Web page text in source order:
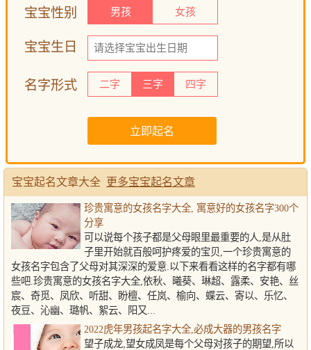
宝宝性别 男孩 女孩
宝宝生日
名字形式 二字 三字 四字
宝宝起名文章大全 更多宝宝起名文章
珍贵寓意的女孩名字大全, 寓意好的女孩名字300个
分享
可以说每个孩子都是父母眼里最重要的人,是从肚
子里开始就百般呵护疼爱的宝贝,一个珍贵寓意的
女孩名字包含了父母对其深深的爱意.以下来看看这样的名字都有哪
些吧.珍贵寓意的女孩名字大全,依秋、曦葵、琳超、露柔、安艳、丝
宸、奇觅、凤欣、听甜、盼檀、任岚、榆向、蝶云、寄以、乐忆、
夜豆、沁幽、璐帆、絮云、阳又...
2022虎年男孩起名字大全,必成大器的男孩名字
望子成龙,望女成凤是每个父母对孩子的期望,所以